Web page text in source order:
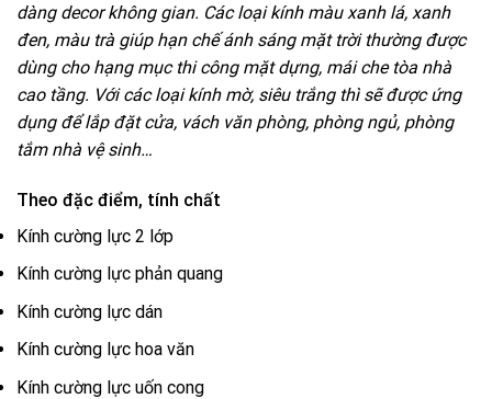
dàng decor không gian. Các loại kính màu xanh lá, xanh
đen, màu trà giúp hạn chế ánh sáng mặt trời thường được
dùng cho hạng mục thi công mặt dựng, mái che tòa nhà
cao tầng. Với các loại kính mờ, siêu trắng thì sẽ được ứng
dụng để lắp đặt cửa, vách văn phòng, phòng ngủ, phòng
tắm nhà vệ sinh…
Theo đặc điểm, tính chất
Kính cường lực 2 lớp
Kính cường lực phản quang
Kính cường lực dán
Kính cường lực hoa văn
Kính cường lực uốn cong